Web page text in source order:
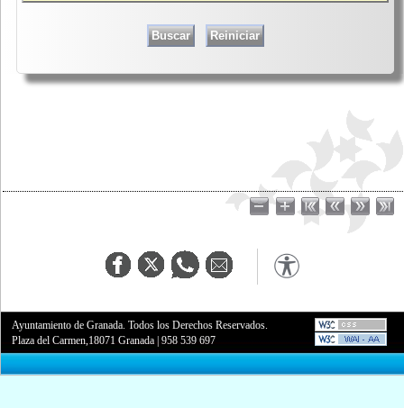
Ayuntamiento de Granada. Todos los Derechos Reservados.
Plaza del Carmen,18071 Granada |958 539 697